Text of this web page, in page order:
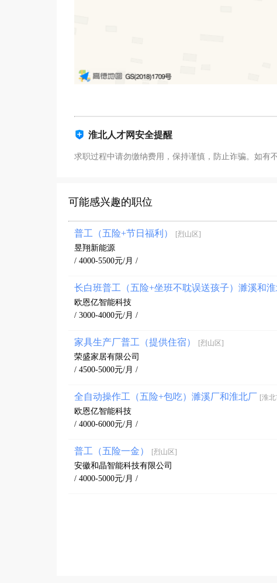
淮北人才网安全提醒
求职过程中请勿缴纳费用，保持谨慎，防止诈骗。如有
可能感兴趣的职位
普工（五险+节日福利） [烈山区]
昱翔新能源
/ 4000-5500元/月 /
长白班普工（五险+坐班不耽误送孩子）濉溪和
欧恩亿智能科技
/ 3000-4000元/月 /
家具生产厂普工（提供住宿） [烈山区]
荣盛家居有限公司
/ 4500-5000元/月 /
全自动操作工（五险+包吃）濉溪厂和淮北厂 [淮
欧恩亿智能科技
/ 4000-6000元/月 /
普工（五险一金） [烈山区]
安徽和晶智能科技有限公司
/ 4000-5000元/月 /